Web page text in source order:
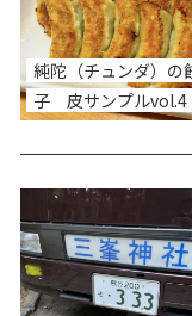
純陀（チュンダ）の
子 皮サンプルvol.4